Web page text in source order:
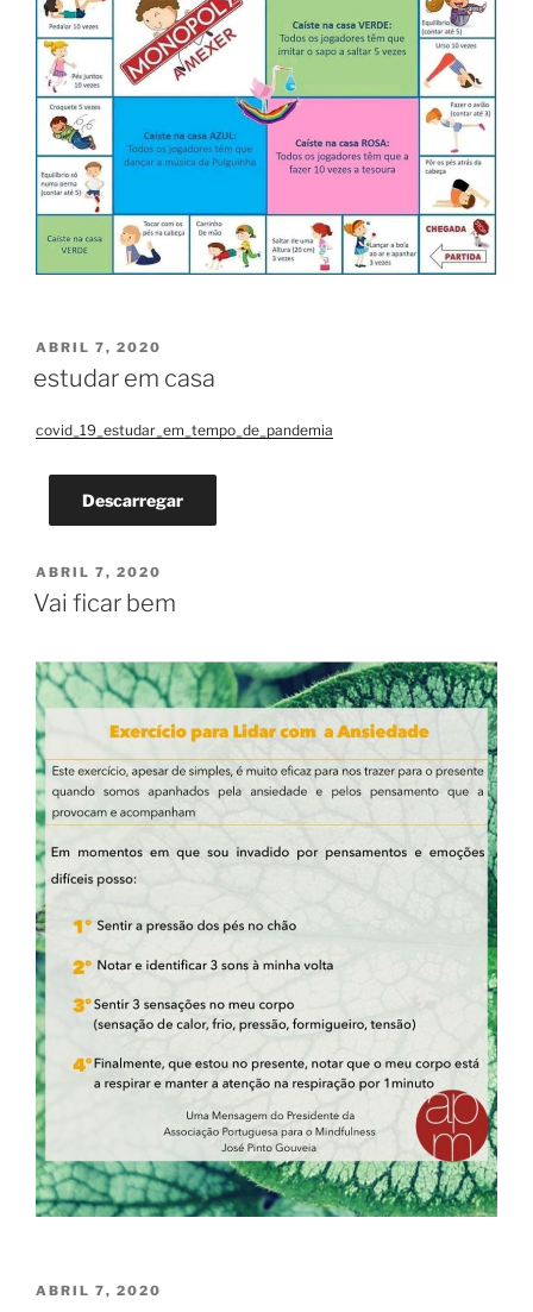
PUBLICADO
ABRIL 7, 2020
estudar em casa
covid_19_estudar_em_tempo_de_pandemia
Descarregar
PUBLICADO
EM
ABRIL 7, 2020
Vai ficar bem
PUBLICADO
ABRIL 7, 2020